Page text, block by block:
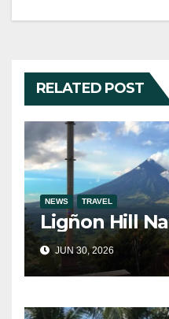
RELATED POST
NEWS TRAVEL
Ligñon Hill
JUN 30, 2026